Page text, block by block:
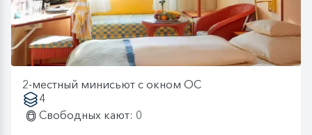
2-местный минисьют с окном OC
4
Свободных кают: 0